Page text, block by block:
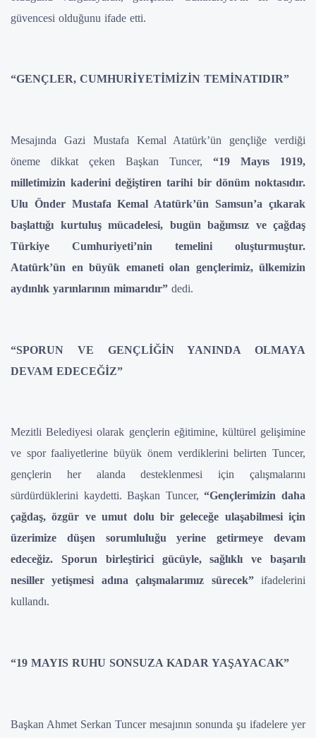
güvencesi olduğunu ifade etti.
“GENÇLER, CUMHURİYETİMİZİN TEMİNATIDIR”
Mesajında Gazi Mustafa Kemal Atatürk’ün gençliğe verdiği
öneme dikkat çeken Başkan Tuncer, “19 Mayıs 1919,
milletimizin kaderini değiştiren tarihi bir dönüm noktasıdır.
Ulu Önder Mustafa Kemal Atatürk’ün Samsun’a çıkarak
başlattığı kurtuluş mücadelesi, bugün bağımsız ve çağdaş
Türkiye Cumhuriyeti’nin temelini oluşturmuştur.
Atatürk’ün en büyük emaneti olan gençlerimiz, ülkemizin
aydınlık yarınlarının mimarıdır” dedi.
“SPORUN VE GENÇLİĞİN YANINDA OLMAYA
DEVAM EDECEĞİZ”
Mezitli Belediyesi olarak gençlerin eğitimine, kültürel gelişimine
ve spor faaliyetlerine büyük önem verdiklerini belirten Tuncer,
gençlerin her alanda desteklenmesi için çalışmalarını
sürdürdüklerini kaydetti. Başkan Tuncer,“Gençlerimizin daha
çağdaş, özgür ve umut dolu bir geleceğe ulaşabilmesi için
üzerimize düşen sorumluluğu yerine getirmeye devam
edeceğiz. Sporun birleştirici gücüyle, sağlıklı ve başarılı
nesiller yetişmesi adına çalışmalarımız sürecek” ifadelerini
kullandı.
“19 MAYIS RUHU SONSUZA KADAR YAŞAYACAK”
Başkan Ahmet Serkan Tuncer mesajının sonunda şu ifadelere yer